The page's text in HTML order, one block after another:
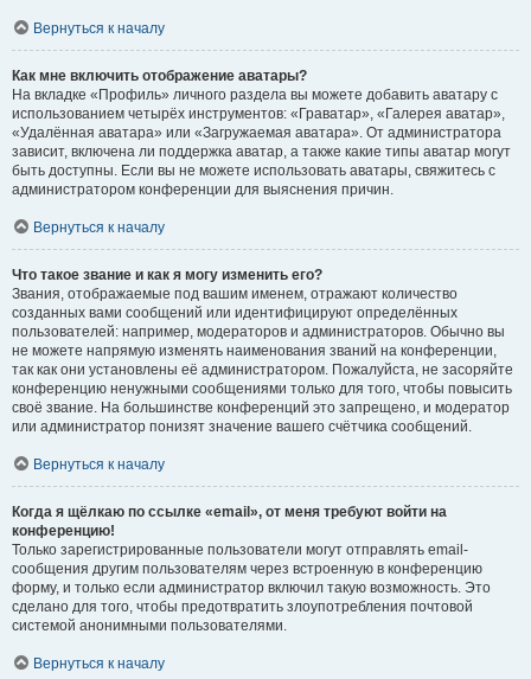
Вернуться к началу
Как мне включить отображение аватары?
На вкладке «Профиль» личного раздела вы можете добавить аватару с
использованием четырёх инструментов: «Граватар», «Галерея аватар»,
«Удалённая аватара» или «Загружаемая аватара». От администратора
зависит, включена ли поддержка аватар, а также какие типы аватар могут
быть доступны. Если вы не можете использовать аватары, свяжитесь с
администратором конференции для выяснения причин.
Вернуться к началу
Что такое звание и как я могу изменить его?
Звания, отображаемые под вашим именем, отражают количество
созданных вами сообщений или идентифицируют определённых
пользователей: например, модераторов и администраторов. Обычно вы
не можете напрямую изменять наименования званий на конференции,
так как они установлены её администратором. Пожалуйста, не засоряйте
конференцию ненужными сообщениями только для того, чтобы повысить
своё звание. На большинстве конференций это запрещено, и модератор
или администратор понизят значение вашего счётчика сообщений.
Вернуться к началу
Когда я щёлкаю по ссылке «email», от меня требуют войти на
конференцию!
Только зарегистрированные пользователи могут отправлять email-
сообщения другим пользователям через встроенную в конференцию
форму, и только если администратор включил такую возможность. Это
сделано для того, чтобы предотвратить злоупотребления почтовой
системой анонимными пользователями.
Вернуться к началу